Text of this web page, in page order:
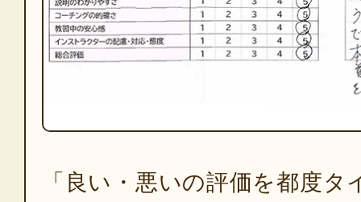
「良い・悪いの評価を都度